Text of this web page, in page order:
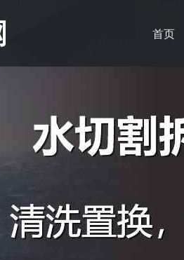
首页